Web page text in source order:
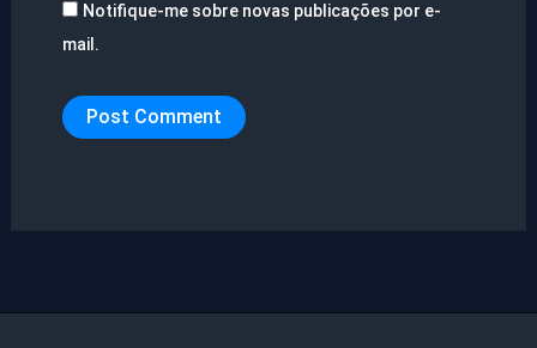
Notifique-me sobre novas publicações por e-
mail.